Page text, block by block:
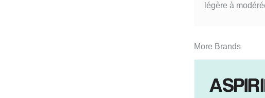
légère à
More Brands